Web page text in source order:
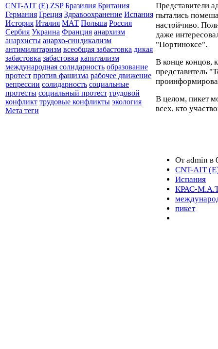
CNT-AIT (E) ZSP Бразилия Британия
Германия Греция Здравоохранение Испания
История Италия МАТ Польша Россия
Сербия Украина Франция анархизм
анархисты анархо-синдикализм
антимилитаризм всеобщая забастовка дикая
забастовка забастовка капитализм
международная солидарность образование
протест против фашизма рабочее движение
репрессии солидарность социальные
протесты социальный протест трудовой
конфликт трудовые конфликты экология
Мета теги
Представители
пытались
настойчиво.
даже
"Портиноксе".
В конце концов,
представитель
В целом, пикет
всех, кто
От admin в
CNT-AIT
Испания
КРАС-
пикет